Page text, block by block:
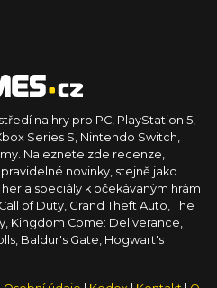
na hry pro PC, PlayStation 5,
Series S, Nintendo Switch,
Naleznete zde recenze,
novinky, stejně jako
a speciály k očekávaným hrám
of Duty, Grand Theft Auto, The
Kingdom Come: Deliverance,
Baldur's Gate, Hogwart's